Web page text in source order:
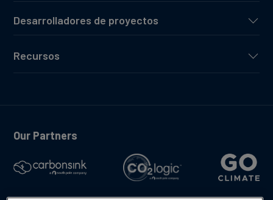
Desarrolladores de proyectos
Recursos
Our Partners